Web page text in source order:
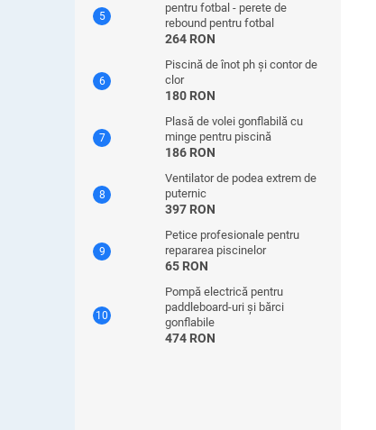
pentru fotbal - perete de
rebound pentru fotbal
264 RON
Piscină de înot ph și contor de
clor
180 RON
Plasă de volei gonflabilă cu
minge pentru piscină
186 RON
Ventilator de podea extrem de
puternic
397 RON
Petice profesionale pentru
repararea piscinelor
65 RON
Pompă electrică pentru
paddleboard-uri și bărci
gonflabile
474 RON